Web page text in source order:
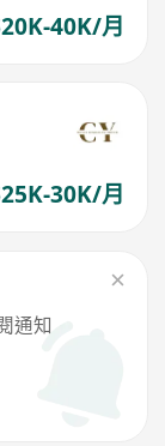
40K/月
30K/月
通知